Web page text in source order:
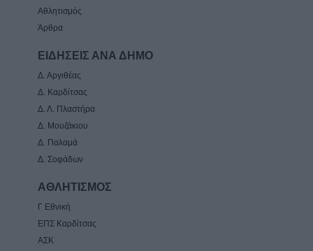
Αθλητισμός
Άρθρα
ΕΙΔΗΣΕΙΣ ΑΝΑ ΔΗΜΟ
Δ. Αργιθέας
Δ. Καρδίτσας
Δ. Λ. Πλαστήρα
Δ. Μουζάκιου
Δ. Παλαμά
Δ. Σοφάδων
ΑΘΛΗΤΙΣΜΟΣ
Γ Εθνική
ΕΠΣ Καρδίτσας
ΑΣΚ